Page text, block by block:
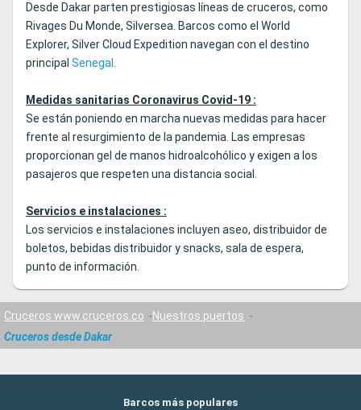
Desde Dakar parten prestigiosas líneas de cruceros, como
Rivages Du Monde, Silversea. Barcos como el World
Explorer, Silver Cloud Expedition navegan con el destino
principal Senegal.
Medidas sanitarias Coronavirus Covid-19 :
Se están poniendo en marcha nuevas medidas para hacer
frente al resurgimiento de la pandemia. Las empresas
proporcionan gel de manos hidroalcohólico y exigen a los
pasajeros que respeten una distancia social.
Servicios e instalaciones :
Los servicios e instalaciones incluyen aseo, distribuidor de
boletos, bebidas distribuidor y snacks, sala de espera,
punto de información.
Cruceros www.cruceros.co
Nuestros puertos
Cruceros desde Dakar
Barcos más populares